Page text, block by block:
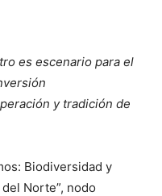
es escenario para el
y tradición de
Biodiversidad y
Norte”, nodo